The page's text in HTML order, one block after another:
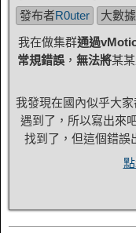
發布者R0uter 大數據
我在做集群通過
常規錯誤， 無法將某某
我發現在國內似乎大
遇到了，所以寫出來
找到了，但這個錯